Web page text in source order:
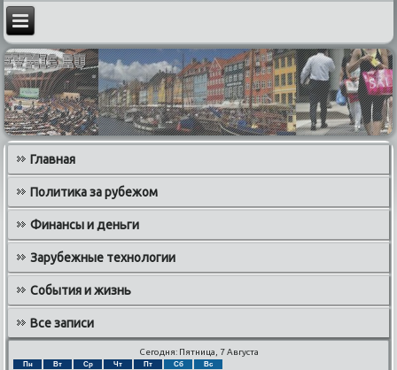
Главная
Политика за рубежом
Финансы и деньги
Зарубежные технологии
События и жизнь
Все записи
Сегодня: Пятница, 7 Августа
Пн Вт Ср Чт Пт Сб Вс